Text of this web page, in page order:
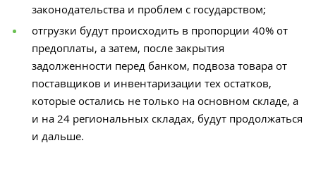
законодательства и проблем с государством;
отгрузки будут происходить в пропорции 40% от
предоплаты, а затем, после закрытия
задолженности перед банком, подвоза товара от
поставщиков и инвентаризации тех остатков,
которые остались не только на основном складе, а
и на 24 региональных складах, будут продолжаться
и дальше.